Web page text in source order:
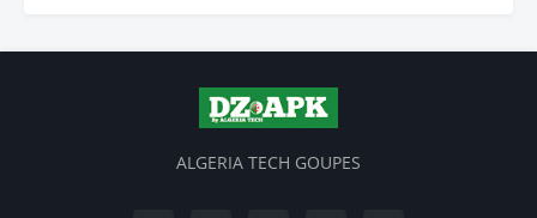
ALGERIA TECH GOUPES